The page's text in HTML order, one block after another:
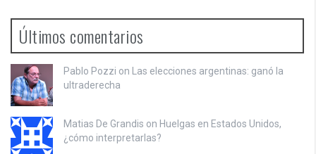
Últimos comentarios
Pablo Pozzi on Las elecciones argentinas: ganó la
ultraderecha
Matias De Grandis on Huelgas en Estados Unidos,
¿cómo interpretarlas?